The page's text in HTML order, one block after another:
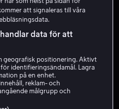
II
2002
49 kr
att signaleras till våra
data för att
geografisk positionering. Aktivt
för identifieringsändamål. Lagra
på en enhet.
reklam- och
målgrupp och